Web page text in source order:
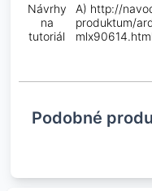
Návrhy
na
tutoriál
A) http://
produktum/
mlx90614.html
Podobné